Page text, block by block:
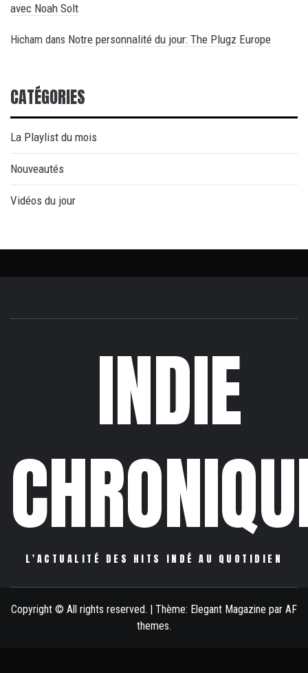
avec Noah Solt
Hicham dans Notre personnalité du jour: The Plugz Europe
CATÉGORIES
La Playlist du mois
Nouveautés
Vidéos du jour
INDIE
L'ACTUALITÉ DES HITS INDÉ AU QUOTIDIEN
Copyright © All rights reserved. | Thème: Elegant Magazine par AF
themes.